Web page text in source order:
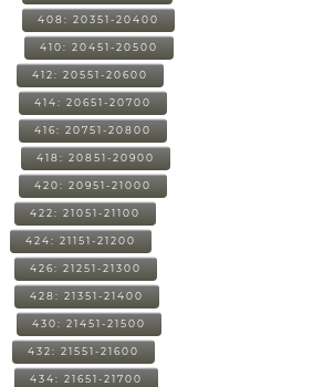
408: 20351-20400
410: 20451-20500
412: 20551-20600
414: 20651-20700
416: 20751-20800
418: 20851-20900
420: 20951-21000
422: 21051-21100
424: 21151-21200
426: 21251-21300
428: 21351-21400
430: 21451-21500
432: 21551-21600
434: 21651-21700